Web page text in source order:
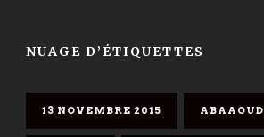
NUAGE D’ÉTIQUETTES
13 NOVEMBRE 2015 ABAAOUD